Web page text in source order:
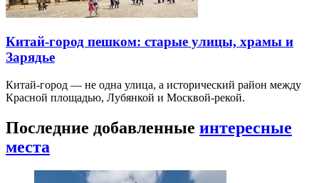
Китай-город пешком: старые улицы, храмы и
Зарядье
Китай-город — не одна улица, а исторический район между
Красной площадью, Лубянкой и Москвой-рекой.
Последние добавленные интересные
места